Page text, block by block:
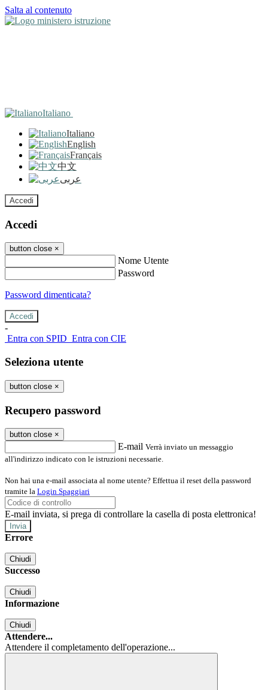
Salta al contenuto
Italiano
Italiano
English
Français
中文
عربى
Accedi
Accedi
button close ×
Nome Utente
Password
Password dimenticata?
-
Entra con SPID Entra con CIE
Seleziona utente
button close ×
Recupero password
button close ×
E-mail Verrà inviato un messaggio
all'indirizzo indicato con le istruzioni necessarie.
Non hai una e-mail associata al nome utente? Effettua il reset della password
tramite la Login Spaggiari
E-mail inviata, si prega di controllare la casella di posta elettronica!
Errore
Chiudi
Successo
Chiudi
Informazione
Chiudi
Attendere...
Attendere il completamento dell'operazione...